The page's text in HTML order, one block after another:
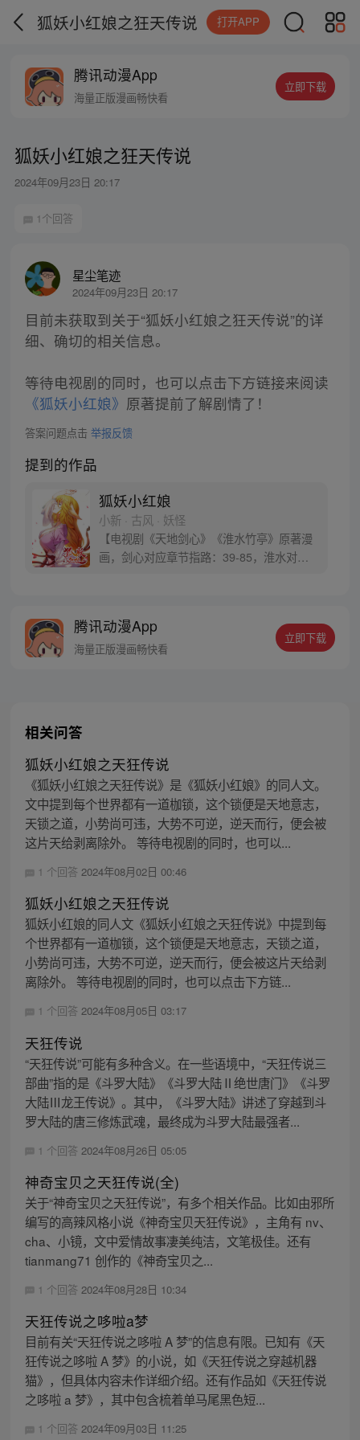
狐妖小红娘之狂天传说 打开APP
腾讯动漫App
海量正版漫画畅快看
立即下载
狐妖小红娘之狂天传说
2024年09月23日 20:17
1个回答
星尘笔迹
2024年09月23日 20:17
目前未获取到关于“狐妖小红娘之狂天传说”的详
细、确切的相关信息。
等待电视剧的同时，也可以点击下方链接来阅读
《狐妖小红娘》 原著提前了解剧情了！
答案问题点击 举报反馈
提到的作品
狐妖小红娘
小新 · 古风 · 妖怪
【电视剧《天地剑心》《淮水竹亭》原著漫
画，剑心对应章节指路：39-85，淮水对应
腾讯动漫App
海量正版漫画畅快看
立即下载
相关问答
狐妖小红娘之天狂传说
《狐妖小红娘之天狂传说》是《狐妖小红娘》的同人文。
文中提到每个世界都有一道枷锁，这个锁便是天地意志，
天锁之道，小势尚可违，大势不可逆，逆天而行，便会被
这片天给剥离除外。 等待电视剧的同时，也可以...
1 个回答 2024年08月02日 00:46
狐妖小红娘之天狂传说
狐妖小红娘的同人文《狐妖小红娘之天狂传说》中提到每
个世界都有一道枷锁，这个锁便是天地意志，天锁之道，
小势尚可违，大势不可逆，逆天而行，便会被这片天给剥
离除外。 等待电视剧的同时，也可以点击下方链...
1 个回答 2024年08月05日 03:17
天狂传说
“天狂传说”可能有多种含义。在一些语境中，“天狂传说三
部曲”指的是《斗罗大陆》《斗罗大陆Ⅱ绝世唐门》《斗罗
大陆Ⅲ龙王传说》。其中，《斗罗大陆》讲述了穿越到斗
罗大陆的唐三修炼武魂，最终成为斗罗大陆最强者...
1 个回答 2024年08月26日 05:05
神奇宝贝之天狂传说(全)
关于“神奇宝贝之天狂传说”，有多个相关作品。比如由邪所
编写的高辣风格小说《神奇宝贝天狂传说》，主角有 nv、
cha、小镜，文中爱情故事凄美纯洁，文笔极佳。还有
tianmang71 创作的《神奇宝贝之...
1 个回答 2024年08月28日 10:34
天狂传说之哆啦a梦
目前有关“天狂传说之哆啦 A 梦”的信息有限。已知有《天
狂传说之哆啦 A 梦》的小说，如《天狂传说之穿越机器
猫》，但具体内容未作详细介绍。还有作品如《天狂传说
之哆啦 a 梦》，其中包含梳着单马尾黑色短...
1 个回答 2024年09月03日 11:25